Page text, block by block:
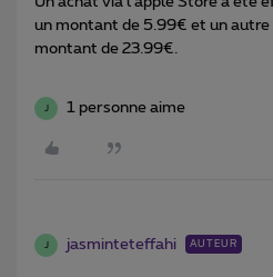
un montant de 5.99€ et un autre
montant de 23.99€.
1 personne aime
jasminteteffahi AUTEUR